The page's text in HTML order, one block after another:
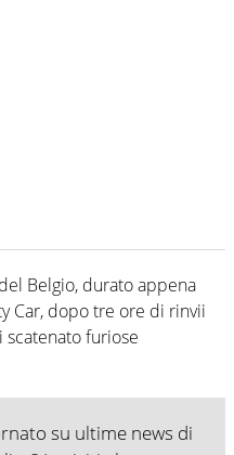
Belgio, durato appena
Car, dopo tre ore di rinvii
scatenato furiose
su ultime news di